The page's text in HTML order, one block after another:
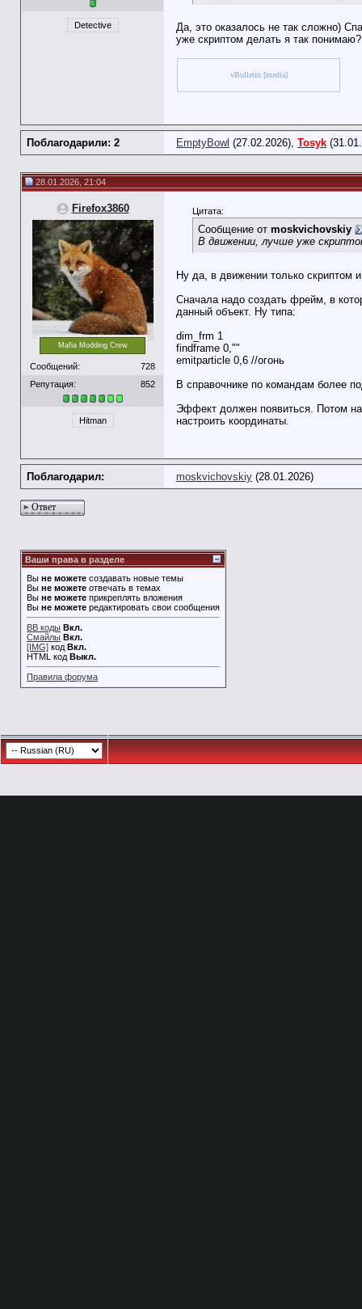
Detective
Да, это оказалось не так сложно)
уже скриптом делать я так понимаю?
vBulletin [media]
Поблагодарили: 2 EmptyBowl (27.02.2026), Tosyk
28.01.2026, 21:04
Firefox3860
Mafia Modding Crew
Сообщений:
728
Репутация:
852
Hitman
Цитата:
Сообщение от moskvichovskiy
В движении, лучше уже
Ну да, в движении только скриптом
Сначала надо создать фрейм, в
данный объект. Ну типа:
dim_frm 1
findframe 0,""
emitparticle 0,6 //огонь
В справочнике по командам более
Эффект должен появиться. Потом
настроить координаты.
Поблагодарил: moskvichovskiy (28.01.2026)
Ответ
Ваши права в разделе
Вы не можете создавать новые темы
Вы не можете отвечать в темах
Вы не можете прикреплять вложения
Вы не можете редактировать свои сообщения
BB коды Вкл.
Смайлы Вкл.
[IMG] код Вкл.
HTML код Выкл.
Правила форума